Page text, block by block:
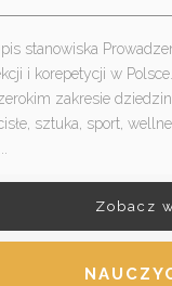
stanowiska
i korepetycji w
zakresie
sztuka, sport,
Zobacz